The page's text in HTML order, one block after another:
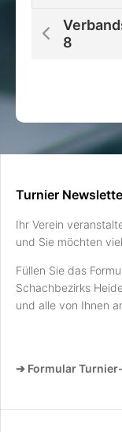
8
Turnier
Ihr Verein
und Sie möchten
Füllen Sie das
Schachbezirks
und alle von Ihnen
➔ Formular